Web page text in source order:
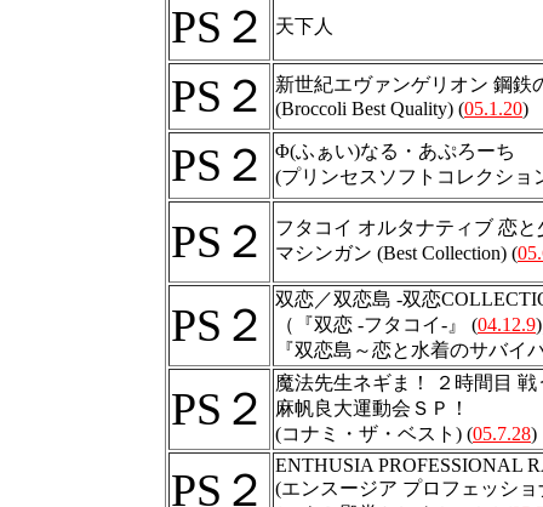
PS２ 天下人
PS２
新世紀エヴァンゲリオン 鋼鉄
(Broccoli Best Quality) (05.1.20)
PS２
Φ(ふぁい)なる・あぷろーち
(プリンセスソフトコレクショ
PS２
フタコイ オルタナティブ 恋と
マシンガン (Best Collection) (
PS２
双恋／双恋島 -双恋
（『双恋 -フタコイ-』 (04.12.9
『双恋島～恋と水着のサバイ
PS２
魔法先生ネギま！ ２時間目
麻帆良大運動会ＳＰ！
(コナミ・ザ・ベスト) (05.7.28)
PS２
ENTHUSIA PROFESSIONAL
(エンスージア プロフェッシ